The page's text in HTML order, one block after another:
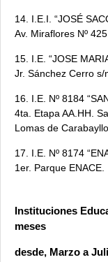
14. I.E.I. “JOSÉ
Av. Miraflores Nº
15. I.E. “JOSE
Jr. Sánchez Cerro s/
16. I.E. Nº 8184
4ta. Etapa AA.HH.
Lomas de Carabayllo.
17. I.E. Nº 8174
1er. Parque ENACE.
Instituciones
meses
desde, Marzo a